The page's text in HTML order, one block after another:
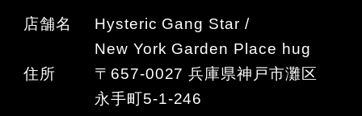
店舗名
Hysteric Gang Star /
New York Garden Place hug
住所
〒657-0027 兵庫県神戸市灘区
永手町5-1-246